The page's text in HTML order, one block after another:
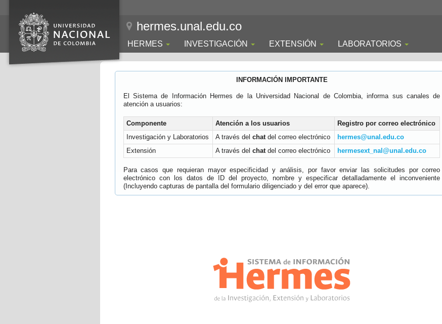
hermes.unal.edu.co
HERMES INVESTIGACIÓN EXTENSIÓN LABORATORIOS
INFORMACIÓN IMPORTANTE
El Sistema de Información Hermes de la Universidad Nacional de Colombia, informa sus canales de
atención a usuarios:
Componente Atención a los usuarios
Registro por correo electrónico
Investigación y Laboratorios
A través del chatdel correo electrónico
hermes@unal.edu.co
Extensión
A través del chatdel correo electrónico hermesext_nal@unal.edu.co
Para casos que requieran mayor especificidad y análisis, por favor enviar las solicitudes por correo
electrónico con los datos de ID del proyecto, nombre y especificar detalladamente el inconveniente
(Incluyendo capturas de pantalla del formulario diligenciado y del error que aparece).